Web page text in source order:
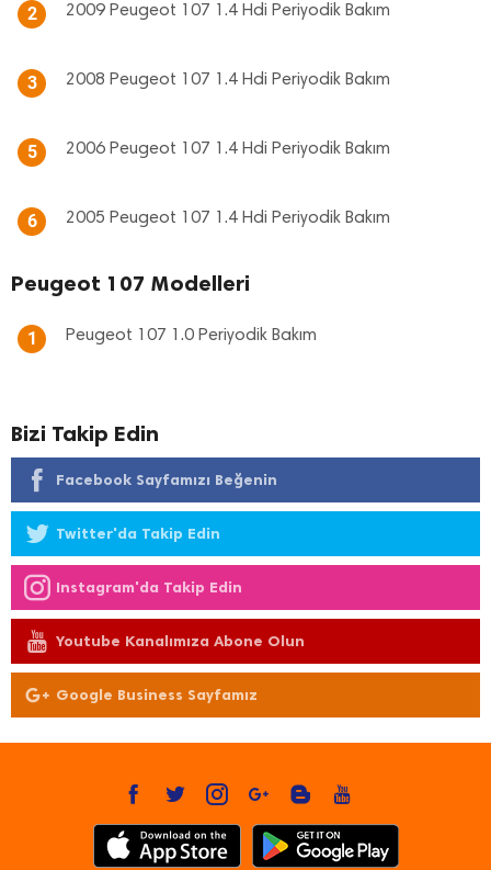
2 2009 Peugeot 107 1.4 Hdi Periyodik Bakım
3 2008 Peugeot 107 1.4 Hdi Periyodik Bakım
5 2006 Peugeot 107 1.4 Hdi Periyodik Bakım
6 2005 Peugeot 107 1.4 Hdi Periyodik Bakım
Peugeot 107 Modelleri
1 Peugeot 107 1.0 Periyodik Bakım
Bizi Takip Edin
Facebook Sayfamızı Beğenin
Twitter'da Takip Edin
Instagram'da Takip Edin
Youtube Kanalımıza Abone Olun
Google Business Sayfamız